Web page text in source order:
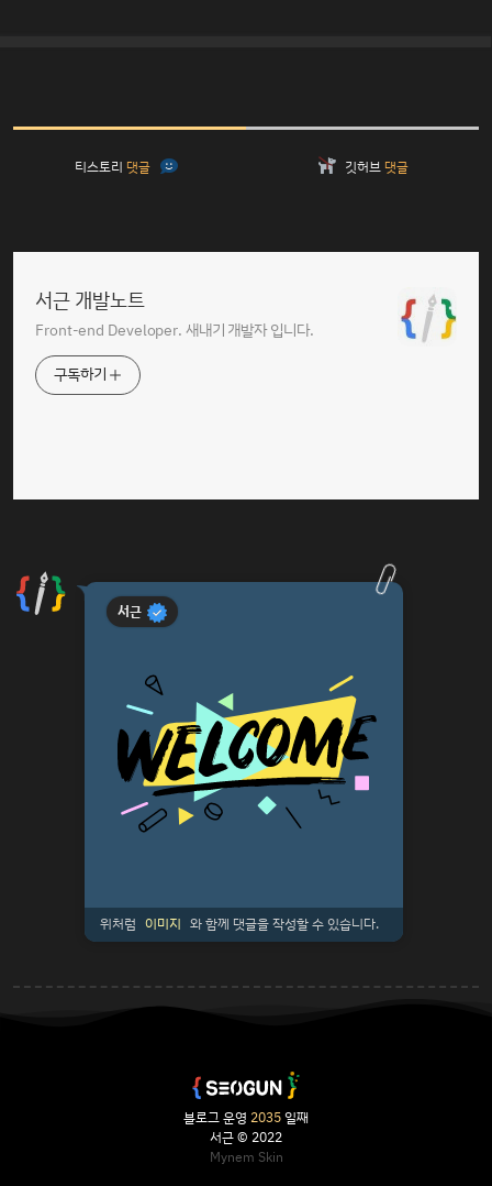
티스토리 댓글 깃허브 댓글
서근 개발노트
Front-end Developer. 새내기 개발자 입니다.
구독하기
서근
위처럼 이미지 와 함께 댓글을 작성할 수 있습니다.
블로그 운영 2035일째
서근 © 2022
Mynem Skin